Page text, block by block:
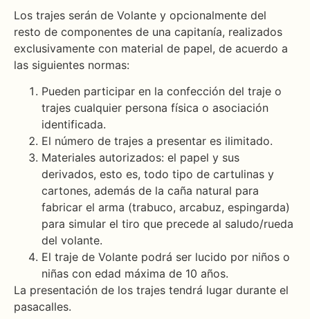
Los trajes serán de Volante y opcionalmente del
resto de componentes de una capitanía, realizados
exclusivamente con material de papel, de acuerdo a
las siguientes normas:
Pueden participar en la confección del traje o
trajes cualquier persona física o asociación
identificada.
El número de trajes a presentar es ilimitado.
Materiales autorizados: el papel y sus
derivados, esto es, todo tipo de cartulinas y
cartones, además de la caña natural para
fabricar el arma (trabuco, arcabuz, espingarda)
para simular el tiro que precede al saludo/rueda
del volante.
El traje de Volante podrá ser lucido por niños o
niñas con edad máxima de 10 años.
La presentación de los trajes tendrá lugar durante el
pasacalles.